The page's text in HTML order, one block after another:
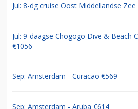
Jul: 8-dg cruise Oost Middellandse Zee
Jul: 9-daagse Chogogo Dive & Beach
€1056
Sep: Amsterdam - Curacao €569
Sep: Amsterdam - Aruba €614